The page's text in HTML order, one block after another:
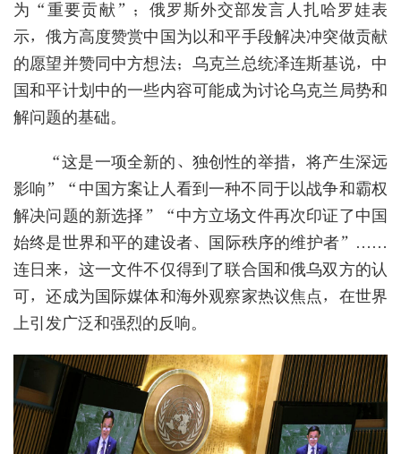
为“重要贡献”；俄罗斯外交部发言人扎哈罗娃表
示，俄方高度赞赏中国为以和平手段解决冲突做贡献
的愿望并赞同中方想法；乌克兰总统泽连斯基说，中
国和平计划中的一些内容可能成为讨论乌克兰局势和
解问题的基础。
“这是一项全新的、独创性的举措，将产生深远
影响”“中国方案让人看到一种不同于以战争和霸权
解决问题的新选择”“中方立场文件再次印证了中国
始终是世界和平的建设者、国际秩序的维护者”……
连日来，这一文件不仅得到了联合国和俄乌双方的认
可，还成为国际媒体和海外观察家热议焦点，在世界
上引发广泛和强烈的反响。